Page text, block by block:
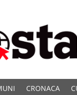
CRONACA